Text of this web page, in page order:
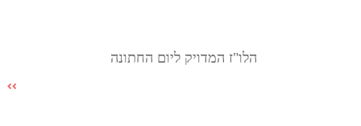
הלו"ז המדויק ליום החתונה